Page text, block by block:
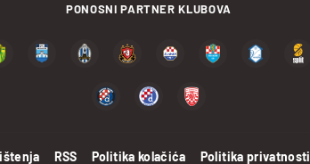
PONOSNI PARTNER KLUBOVA
RSS Politika kolačića Politika privatnosti